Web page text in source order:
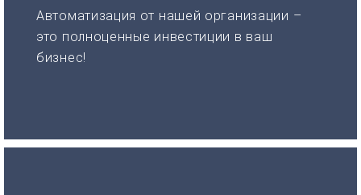
Автоматизация от нашей организации –
это полноценные инвестиции в ваш
бизнес!